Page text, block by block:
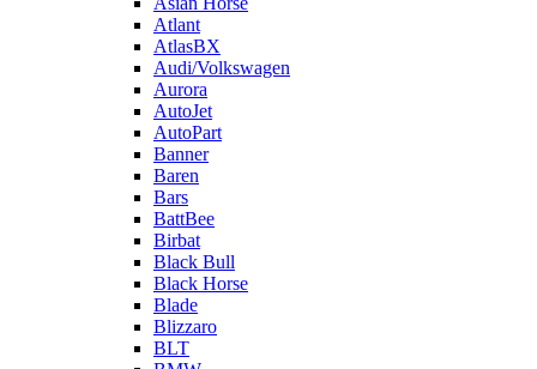
Atlant
AtlasBX
Audi/Volkswagen
Aurora
AutoJet
AutoPart
Banner
Baren
Bars
BattBee
Birbat
Black Bull
Black Horse
Blade
Blizzaro
BLT